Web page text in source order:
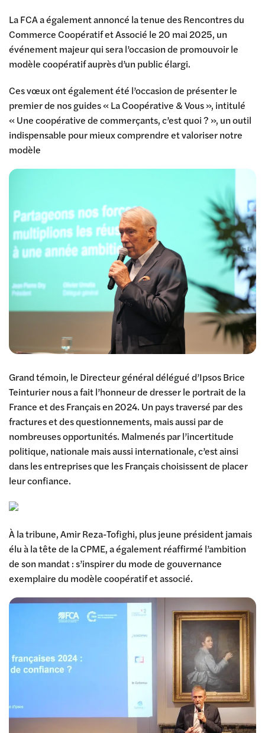
La FCA a également annoncé la tenue des Rencontres du
Commerce Coopératif et Associé le 20 mai 2025, un
événement majeur qui sera l’occasion de promouvoir le
modèle coopératif auprès d’un public élargi.
Ces vœux ont également été l’occasion de présenter le
premier de nos guides « La Coopérative & Vous », intitulé
« Une coopérative de commerçants, c’est quoi ? », un outil
indispensable pour mieux comprendre et valoriser notre
modèle
Grand témoin, le Directeur général délégué d’Ipsos Brice
Teinturier nous a fait l’honneur de dresser le portrait de la
France et des Français en 2024. Un pays traversé par des
fractures et des questionnements, mais aussi par de
nombreuses opportunités. Malmenés par l’incertitude
politique, nationale mais aussi internationale, c’est ainsi
dans les entreprises que les Français choisissent de placer
leur confiance.
À la tribune, Amir Reza-Tofighi, plus jeune président jamais
élu à la tête de la CPME, a également réaffirmé l’ambition
de son mandat : s’inspirer du mode de gouvernance
exemplaire du modèle coopératif et associé.